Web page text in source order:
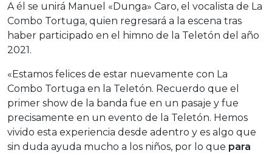
A él se unirá Manuel «Dunga» Caro, el vocalista de La
Combo Tortuga, quien regresará a la escena tras
haber participado en el himno de la Teletón del año
2021.
«Estamos felices de estar nuevamente con La
Combo Tortuga en la Teletón. Recuerdo que el
primer show de la banda fue en un pasaje y fue
precisamente en un evento de la Teletón. Hemos
vivido esta experiencia desde adentro y es algo que
sin duda ayuda mucho a los niños, por lo que para